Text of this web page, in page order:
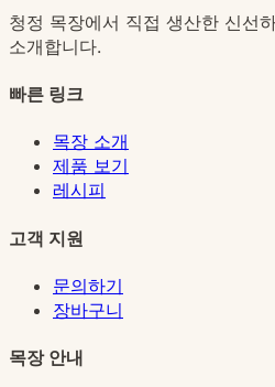
청정 목장에서 직접 생산한 신선
소개합니다.
빠른 링크
목장 소개
제품 보기
레시피
고객 지원
문의하기
장바구니
목장 안내